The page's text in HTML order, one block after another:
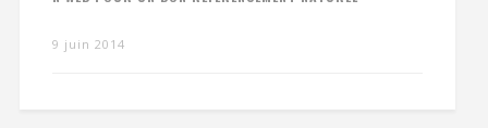
9 juin 2014